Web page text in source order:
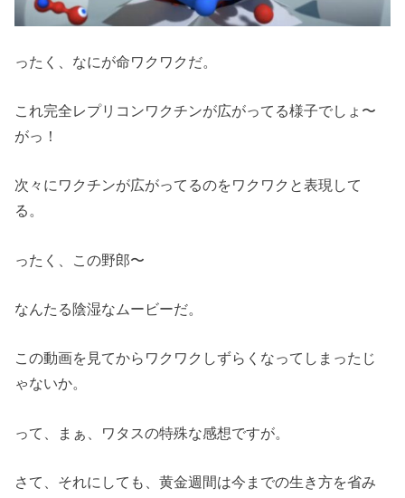
ったく、なにが命ワクワクだ。
これ完全レプリコンワクチンが広がってる様子でしょ〜
がっ！
次々にワクチンが広がってるのをワクワクと表現して
る。
ったく、この野郎〜
なんたる陰湿なムービーだ。
この動画を見てからワクワクしずらくなってしまったじ
ゃないか。
って、まぁ、ワタスの特殊な感想ですが。
さて、それにしても、黄金週間は今までの生き方を省み